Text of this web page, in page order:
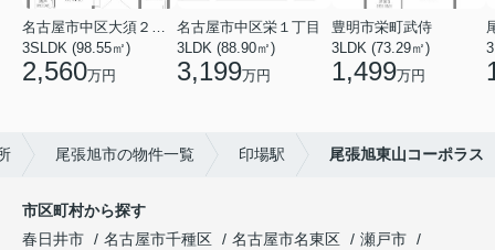
名古屋市中区大須２丁目
3SLDK (98.55㎡)
2,560万円
名古屋市中区栄１丁目
3LDK (88.90㎡)
3,199万円
豊明市栄町武侍
3LDK (73.29㎡)
1,499万円
尾張旭市の物件一覧 印場駅 尾張旭東山コーポラス
市区町村から探す
春日井市
名古屋市千種区 名古屋市名東区
瀬戸市